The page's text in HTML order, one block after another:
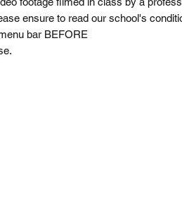
ensure to read our school's
bar BEFORE